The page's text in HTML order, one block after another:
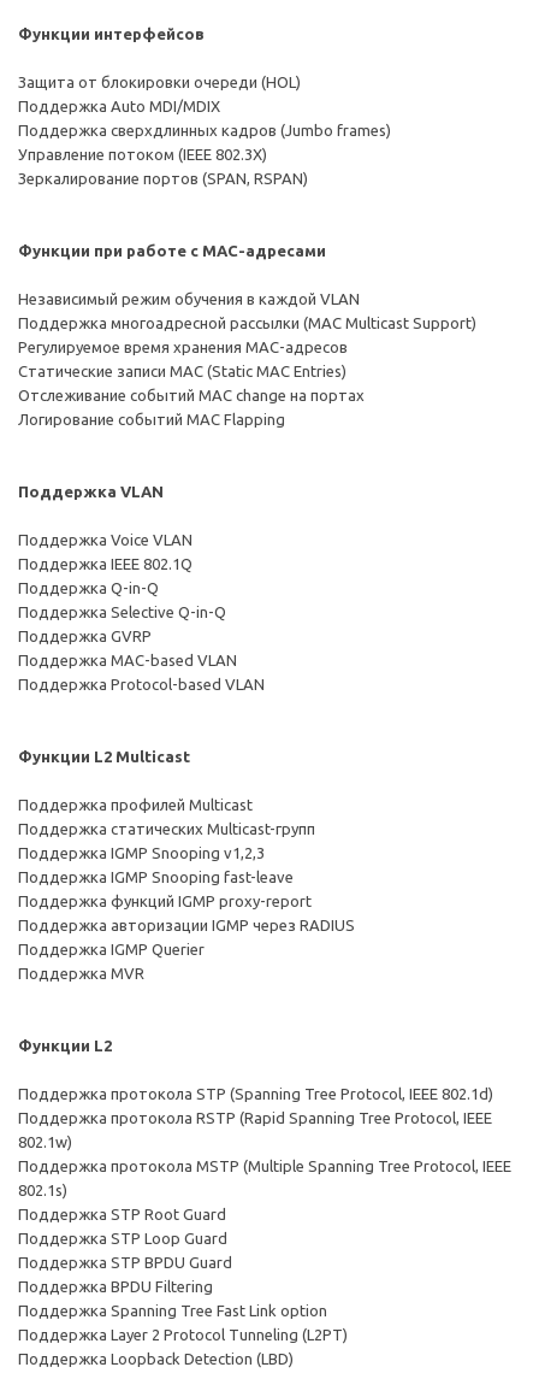
Функции интерфейсов
Защита от блокировки очереди (HOL)
Поддержка Auto MDI/MDIX
Поддержка сверхдлинных кадров (Jumbo frames)
Управление потоком (IEEE 802.3X)
Зеркалирование портов (SPAN, RSPAN)
Функции при работе с МAC-адресами
Независимый режим обучения в каждой VLAN
Поддержка многоадресной рассылки (MAC Multicast Support)
Регулируемое время хранения MAC-адресов
Статические записи MAC (Static MAC Entries)
Отслеживание событий MAC change на портах
Логирование событий MAC Flapping
Поддержка VLAN
Поддержка Voice VLAN
Поддержка IEEE 802.1Q
Поддержка Q-in-Q
Поддержка Selective Q-in-Q
Поддержка GVRP
Поддержка MAC-based VLAN
Поддержка Protocol-based VLAN
Функции L2 Multicast
Поддержка профилей Multicast
Поддержка статических Multicast-групп
Поддержка IGMP Snooping v1,2,3
Поддержка IGMP Snooping fast-leave
Поддержка функций IGMP proxy-report
Поддержка авторизации IGMP через RADIUS
Поддержка IGMP Querier
Поддержка MVR
Функции L2
Поддержка протокола STP (Spanning Tree Protocol, IEEE 802.1d)
Поддержка протокола RSTP (Rapid Spanning Tree Protocol, IEEE
802.1w)
Поддержка протокола MSTP (Multiple Spanning Tree Protocol, IEEE
802.1s)
Поддержка STP Root Guard
Поддержка STP Loop Guard
Поддержка STP BPDU Guard
Поддержка BPDU Filtering
Поддержка Spanning Tree Fast Link option
Поддержка Layer 2 Protocol Tunneling (L2PT)
Поддержка Loopback Detection (LBD)